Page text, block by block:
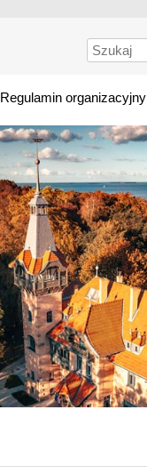
Szukaj
Regulamin organizacyjny